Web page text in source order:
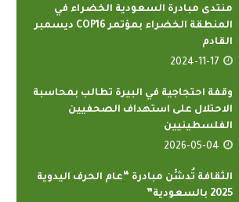
منتدى مبادرة السعودية الخضراء في
المنطقة الخضراء بمؤتمر COP16 ديسمبر
القادم
2024-11-17
وقفة احتجاجية في البيرة تطالب بمحاسبة
الاحتلال على استهداف الصحفيين
الفلسطينيين
2026-05-04
الثقافة تُدشِّن مبادرة “عام الحرف اليدوية
2025 بالسعودية”